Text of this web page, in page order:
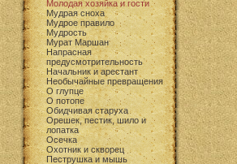
Молодая хозяйка и гости
Мудрая сноха
Мудрое правило
Мудрость
Мурат Маршан
Напрасная
предусмотрительность
Начальник и арестант
Необычайные превращения
О глупце
О потопе
Обидчивая старуха
Орешек, пестик, шило и
лопатка
Осечка
Охотник и скворец
Пеструшка и мышь